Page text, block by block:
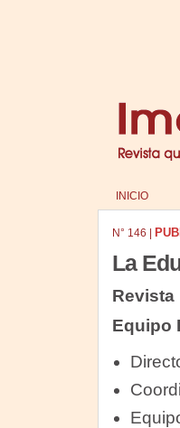
INICIO
N° 146
La
Revista
Equipo